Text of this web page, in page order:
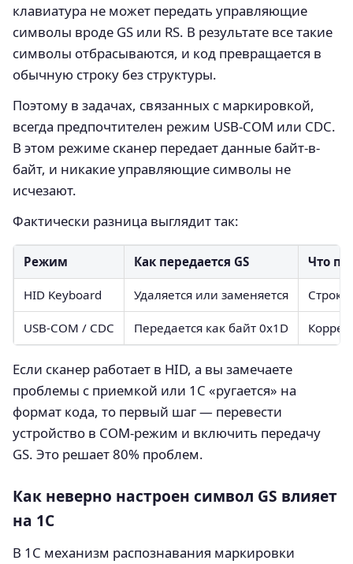
клавиатура не может передать управляющие
символы вроде GS или RS. В результате все такие
символы отбрасываются, и код превращается в
обычную строку без структуры.
Поэтому в задачах, связанных с маркировкой,
всегда предпочтителен режим USB-COM или CDC.
В этом режиме сканер передает данные байт-в-
байт, и никакие управляющие символы не
исчезают.
Фактически разница выглядит так:
Режим Как передается GS Что
HID Keyboard Удаляется или заменяется
USB-COM / CDC Передается как байт 0x1D
Если сканер работает в HID, а вы замечаете
проблемы с приемкой или 1С «ругается» на
формат кода, то первый шаг — перевести
устройство в COM-режим и включить передачу
GS. Это решает 80% проблем.
Как неверно настроен символ GS влияет
на 1С
В 1С механизм распознавания маркировки